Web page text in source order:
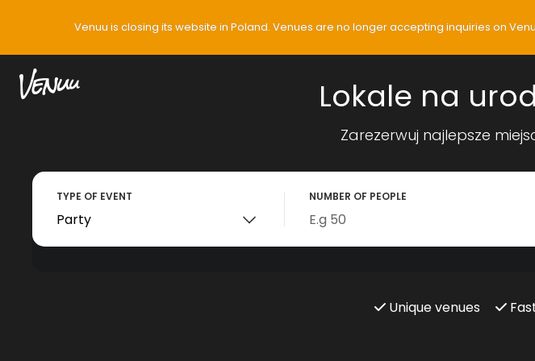
Venuu is closing its website in Poland. Venues are no longer accepting inquiries on
Lokale na
Zarezerwuj najlepsze
TYPE OF EVENT NUMBER OF PEOPLE
Unique venues